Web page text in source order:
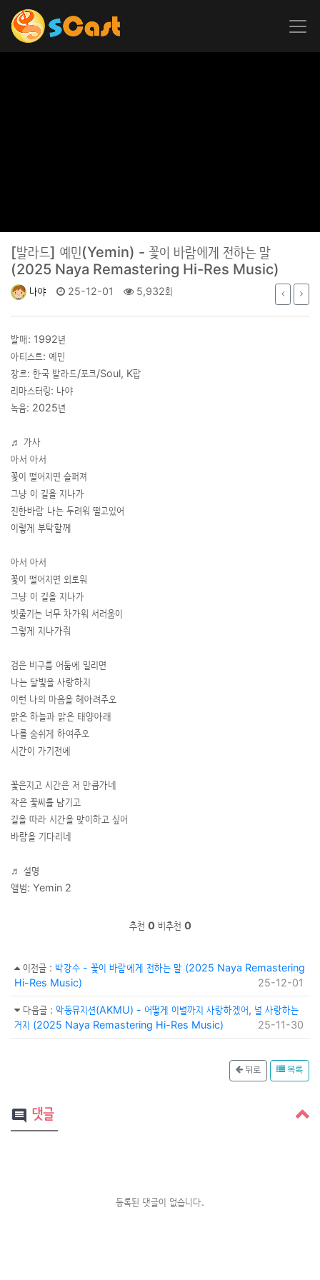
[발라드] 예민(Yemin) - 꽃이 바람에게 전하는 말
(2025 Naya Remastering Hi-Res Music)
나야 25-12-01 5,932회
발매: 1992년
아티스트: 예민
장르: 한국 발라드/포크/Soul, K팝
리마스터링: 나야
녹음: 2025년
♬ 가사
아서 아서
꽃이 떨어지면 슬퍼져
그냥 이 길을 지나가
진한바람 나는 두려워 떨고있어
이렇게 부탁할께
아서 아서
꽃이 떨어지면 외로워
그냥 이 길을 지나가
빗줄기는 너무 차가워 서러움이
그렇게 지나가줘
검은 비구름 어둠에 밀리면
나는 달빛을 사랑하지
이런 나의 마음을 헤아려주오
맑은 하늘과 맑은 태양아래
나를 숨쉬게 하여주오
시간이 가기전에
꽃은지고 시간은 저 만큼가네
작은 꽃씨를 남기고
길을 따라 시간을 맞이하고 싶어
바람을 기다리네
♬ 설명
앨범: Yemin 2
추천 0 비추천 0
이전글 : 박강수 - 꽃이 바람에게 전하는 말 (2025 Naya Remastering
Hi-Res Music)
25-12-01
다음글 : 악동뮤지션(AKMU) - 어떻게 이별까지 사랑하겠어, 널 사랑하는
거지 (2025 Naya Remastering Hi-Res Music)
25-11-30
뒤로 목록
comment 댓글
등록된 댓글이 없습니다.